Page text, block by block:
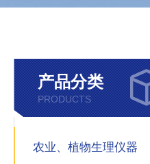
产品分类
PRODUCTS
农业、植物生理仪器